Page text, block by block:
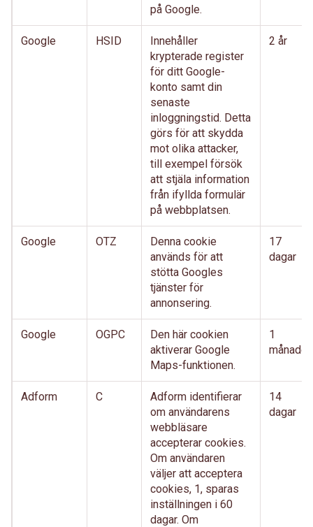
på Google.
Google HSID
Innehåller
krypterade register
för ditt Google-
konto samt din
senaste
inloggningstid. Detta
görs för att skydda
mot olika attacker,
till exempel försök
att stjäla information
från ifyllda formulär
på webbplatsen.
2 år
Google OTZ
Denna cookie
används för att
stötta Googles
tjänster för
annonsering.
17
dagar
Google OGPC
Den här cookien
aktiverar Google
Maps-funktionen.
1
månader
Adform C
Adform identifierar
om användarens
webbläsare
accepterar cookies.
Om användaren
väljer att acceptera
cookies, 1, sparas
inställningen i 60
dagar. Om
14
dagar